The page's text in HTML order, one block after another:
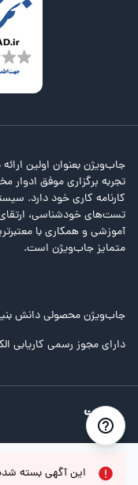
این آگهی بسته
جاب‌ویژن بعنوان اولین
تجربه برگزاری موفق ادوار
کارنامه کاری خود دارد.
تست‌های خودشناسی،
آموزشی و همکاری با
متمایز جاب‌ویژن است.
جاب‌ویژن محصولی دانش
دارای مجوز رسمی کاریابی